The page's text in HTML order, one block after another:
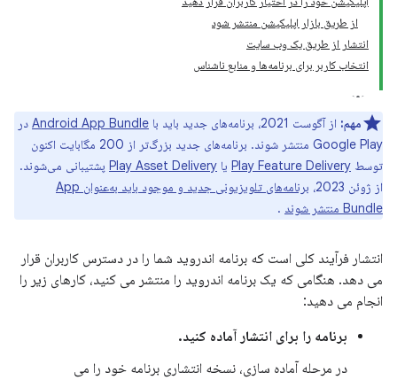
از طریق بازار اپلیکیشن منتشر شود
انتشار از طریق یک وب سایت
انتخاب کاربر برای برنامه‌ها و منابع ناشناس
مهم: از آگوست 2021، برنامه‌های جدید باید با Android App Bundle در
Google Play منتشر شوند. برنامه‌های جدید بزرگ‌تر از 200 مگابایت اکنون
توسط Play Feature Delivery یا Play Asset Delivery پشتیبانی می‌شوند.
از ژوئن 2023،
برنامه‌های تلویزیونی جدید و موجود باید به‌عنوان App
Bundle منتشر شوند
.
انتشار فرآیند کلی است که برنامه اندروید شما را در دسترس کاربران قرار
می دهد. هنگامی که یک برنامه اندروید را منتشر می کنید، کارهای زیر را
انجام می دهید:
برنامه را برای انتشار آماده کنید.
در مرحله آماده سازی، نسخه انتشاری برنامه خود را می